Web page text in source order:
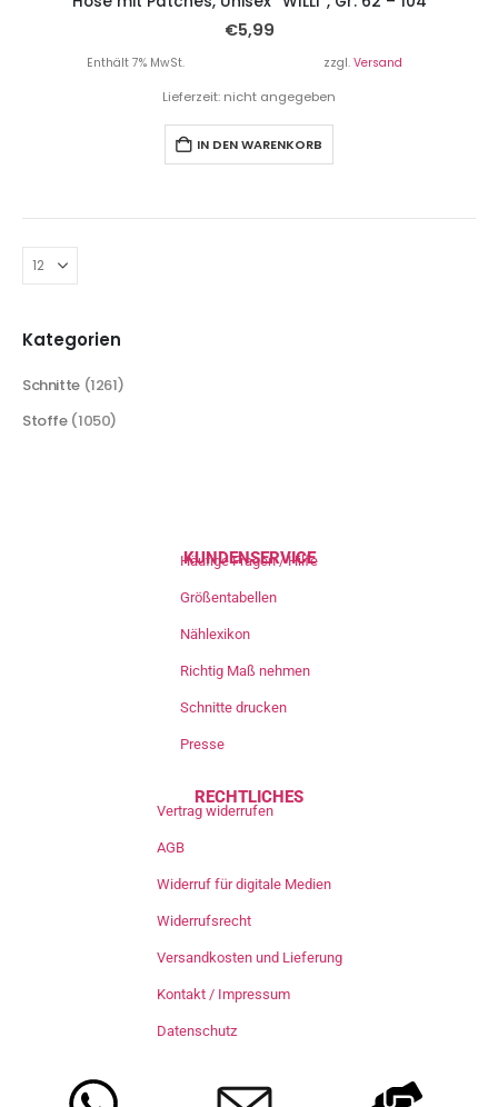
€5,99
Enthält 7% MwSt. zzgl. Versand
Lieferzeit: nicht angegeben
IN DEN WARENKORB
Kategorien
Schnitte (1261)
Stoffe (1050)
KUNDENSERVICE
Häufige Fragen / Hilfe
Größentabellen
Nählexikon
Richtig Maß nehmen
Schnitte drucken
Presse
RECHTLICHES
Vertrag widerrufen
AGB
Widerruf für digitale Medien
Widerrufsrecht
Versandkosten und Lieferung
Kontakt / Impressum
Datenschutz